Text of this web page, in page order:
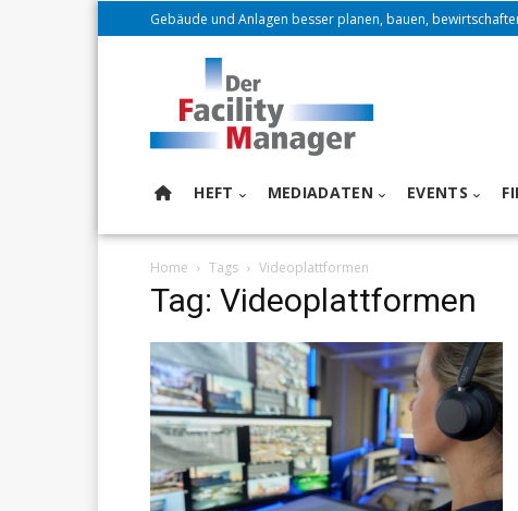
Gebäude und Anlagen besser planen, bauen,
HEFT MEDIADATEN EVENTS
Home Tags Videoplattformen
Tag: Videoplattformen